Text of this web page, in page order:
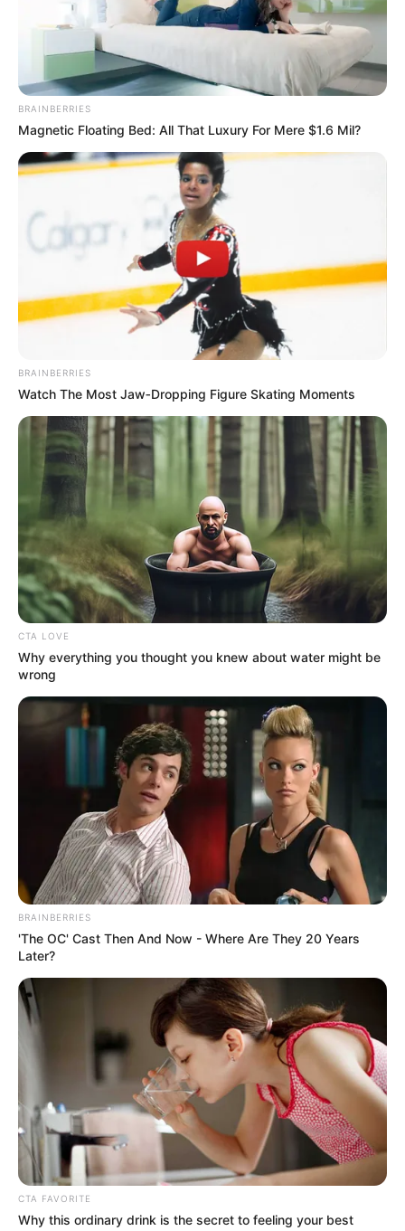
BRAINBERRIES
Magnetic Floating Bed: All That Luxury For Mere $1.6 Mil?
BRAINBERRIES
Watch The Most Jaw‑Dropping Figure Skating Moments
CTA LOVE
Why everything you thought you knew about water might be
wrong
BRAINBERRIES
'The OC' Cast Then And Now - Where Are They 20 Years
Later?
CTA FAVORITE
Why this ordinary drink is the secret to feeling your best